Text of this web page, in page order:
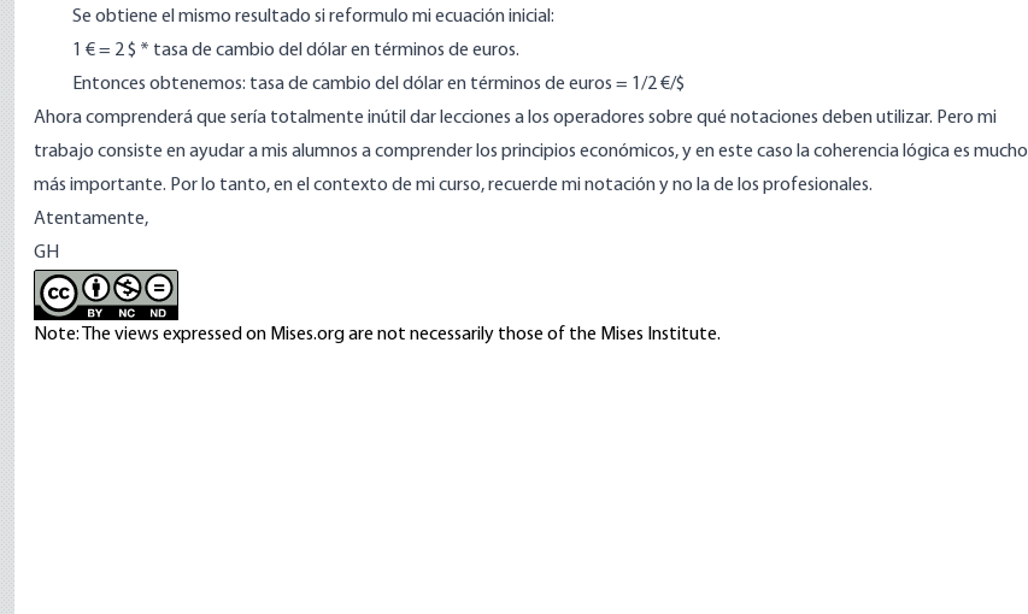
Se obtiene el mismo resultado si reformulo mi ecuación inicial:
1 € = 2 $ * tasa de cambio del dólar en términos de euros.
Entonces obtenemos: tasa de cambio del dólar en términos de euros = 1/2 €/$
Ahora comprenderá que sería totalmente inútil dar lecciones a los operadores sobre qué notaciones deben utilizar. Pero mi
trabajo consiste en ayudar a mis alumnos a comprender los principios económicos, y en este caso la coherencia lógica es mucho
más importante. Por lo tanto, en el contexto de mi curso, recuerde mi notación y no la de los profesionales.
Atentamente,
GH
Note: The views expressed on Mises.org are not necessarily those of the Mises Institute.